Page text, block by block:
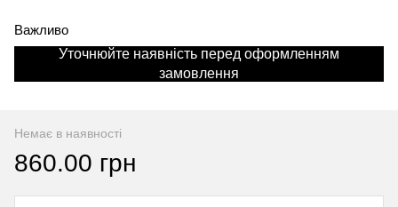
Важливо
Уточнюйте наявність перед оформленням
замовлення
Немає в наявності
860.00 грн